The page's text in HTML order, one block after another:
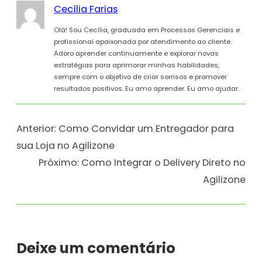
Cecília Farias
Olá! Sou Cecília, graduada em Processos Gerenciais e
profissional apaixonada por atendimento ao cliente.
Adoro aprender continuamente e explorar novas
estratégias para aprimorar minhas habilidades,
sempre com o objetivo de criar sorrisos e promover
resultados positivos. Eu amo aprender. Eu amo ajudar.
Anterior: Como Convidar um Entregador para
sua Loja no Agilizone
Próximo: Como Integrar o Delivery Direto no
Agilizone
Deixe um comentário